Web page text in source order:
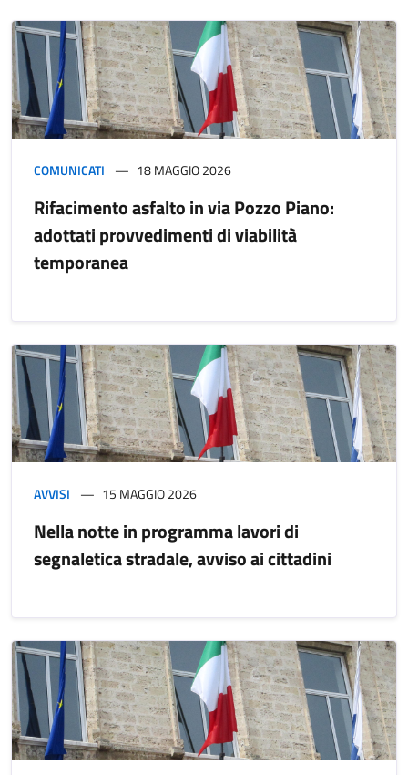
COMUNICATI 18 MAGGIO 2026
Rifacimento asfalto in via Pozzo Piano:
adottati provvedimenti di viabilità
temporanea
AVVISI 15 MAGGIO 2026
Nella notte in programma lavori di
segnaletica stradale, avviso ai cittadini